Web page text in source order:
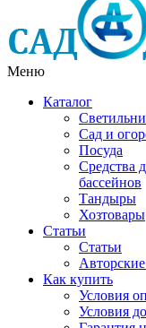
Меню
Каталог
Сад и
Посуда
Средства
бассейнов
Тандыры
Хозтовары
Статьи
Статьи
Авторские
Как купить
Условия
Условия